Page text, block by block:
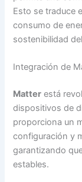
Esto se traduce
consumo de
sostenibilidad
Integración de
Matter está
dispositivos de
proporciona un
configuración y
garantizando
estables.